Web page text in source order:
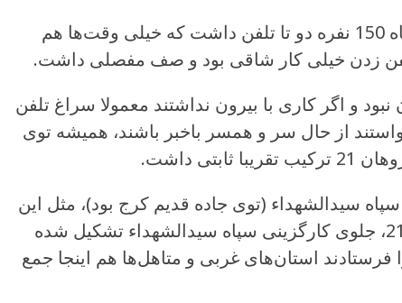
توی پادگان خاتمی، هر آسایشگاه 150 نفره دو تا تلفن داشت که خیلی وقت‌ها هم
زدن خیلی کار شاقی بود و صف مفصلی داشت.
و اگر کاری با بیرون نداشتند معمولا سراغ تلفن
از حال سر و همسر باخبر باشند، همیشه توی
داشت.
سیدالشهداء (توی جاده قدیم کرج بود)، مثل این
می‌ماند که صف تلفن گروهان 21، جلوی کارگزینی سپاه سیدالشهداء تشکیل شده
استان‌های غربی و متاهل‌ها هم اینجا جمع